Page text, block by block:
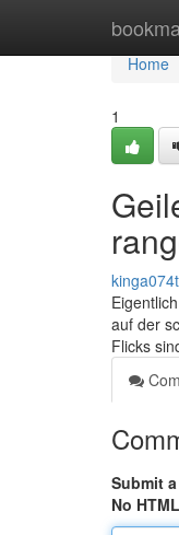
Home
Home
1
auf der
Flicks
Submit
No HTML